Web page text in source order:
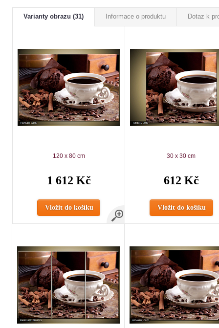
Varianty obrazu (31) Informace o produktu Dotaz k
120 x 80 cm
1 612 Kč
Vložit do košíku
30 x 30 cm
612 Kč
Vložit do košíku